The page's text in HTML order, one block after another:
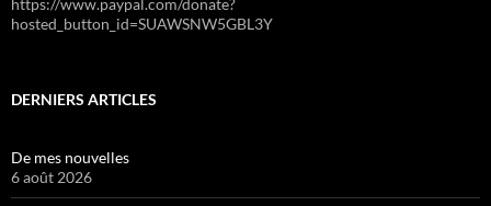
https://www.paypal.com/donate?
hosted_button_id=SUAWSNW5GBL3Y
DERNIERS ARTICLES
De mes nouvelles
6 août 2026